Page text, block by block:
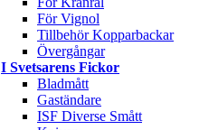
För Vignol
Tillbehör Kopparbackar
Övergångar
I Svetsarens Fickor
Bladmått
Gaständare
ISF Diverse Smått